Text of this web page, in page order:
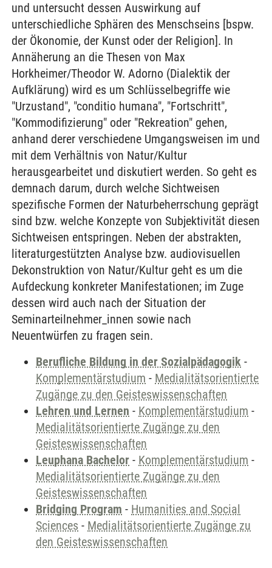
und untersucht dessen Auswirkung auf
unterschiedliche Sphären des Menschseins [bspw.
der Ökonomie, der Kunst oder der Religion]. In
Annäherung an die Thesen von Max
Horkheimer/Theodor W. Adorno (Dialektik der
Aufklärung) wird es um Schlüsselbegriffe wie
"Urzustand", "conditio humana", "Fortschritt",
"Kommodifizierung" oder "Rekreation" gehen,
anhand derer verschiedene Umgangsweisen im und
mit dem Verhältnis von Natur/Kultur
herausgearbeitet und diskutiert werden. So geht es
demnach darum, durch welche Sichtweisen
spezifische Formen der Naturbeherrschung geprägt
sind bzw. welche Konzepte von Subjektivität diesen
Sichtweisen entspringen. Neben der abstrakten,
literaturgestützten Analyse bzw. audiovisuellen
Dekonstruktion von Natur/Kultur geht es um die
Aufdeckung konkreter Manifestationen; im Zuge
dessen wird auch nach der Situation der
Seminarteilnehmer_innen sowie nach
Neuentwürfen zu fragen sein.
Berufliche Bildung in der Sozialpädagogik -
Komplementärstudium - Medialitätsorientierte
Zugänge zu den Geisteswissenschaften
Lehren und Lernen - Komplementärstudium -
Medialitätsorientierte Zugänge zu den
Geisteswissenschaften
Leuphana Bachelor - Komplementärstudium -
Medialitätsorientierte Zugänge zu den
Geisteswissenschaften
Bridging Program - Humanities and Social
Sciences - Medialitätsorientierte Zugänge zu
den Geisteswissenschaften